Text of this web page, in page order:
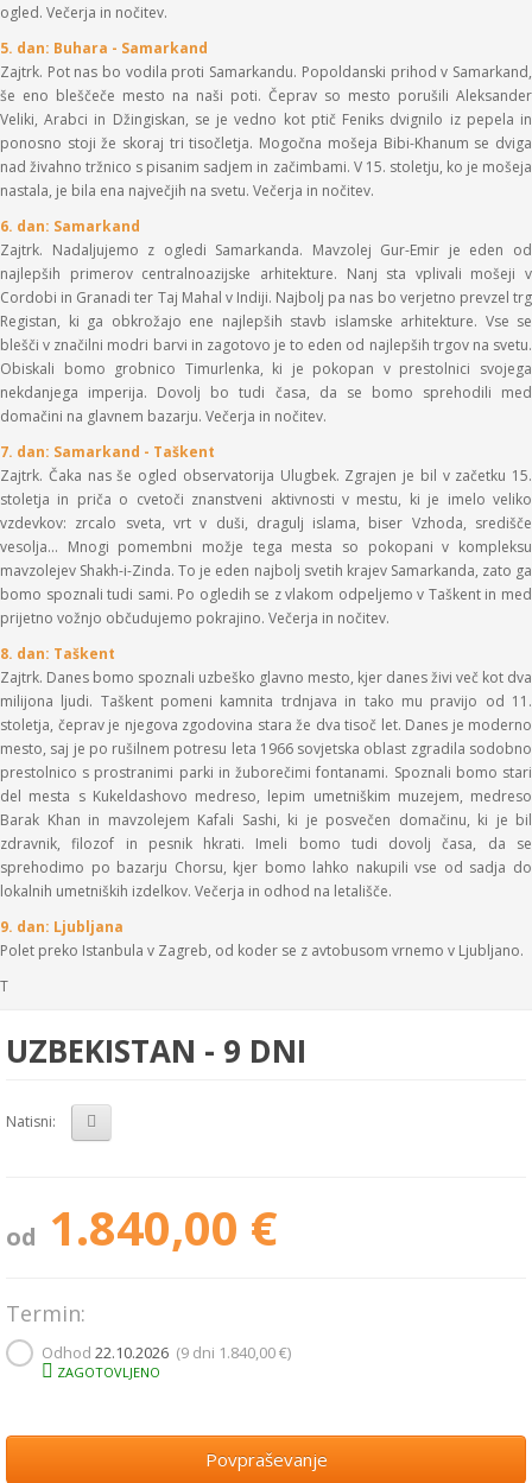
ogled. Večerja in nočitev.
5. dan: Buhara - Samarkand
Zajtrk. Pot nas bo vodila proti Samarkandu. Popoldanski prihod v Samarkand,
še eno bleščeče mesto na naši poti. Čeprav so mesto porušili Aleksander
Veliki, Arabci in Džingiskan, se je vedno kot ptič Feniks dvignilo iz pepela in
ponosno stoji že skoraj tri tisočletja. Mogočna mošeja Bibi-Khanum se dviga
nad živahno tržnico s pisanim sadjem in začimbami. V 15. stoletju, ko je mošeja
nastala, je bila ena največjih na svetu. Večerja in nočitev.
6. dan: Samarkand
Zajtrk. Nadaljujemo z ogledi Samarkanda. Mavzolej Gur-Emir je eden od
najlepših primerov centralnoazijske arhitekture. Nanj sta vplivali mošeji v
Cordobi in Granadi ter Taj Mahal v Indiji. Najbolj pa nas bo verjetno prevzel trg
Registan, ki ga obkrožajo ene najlepših stavb islamske arhitekture. Vse se
blešči v značilni modri barvi in zagotovo je to eden od najlepših trgov na svetu.
Obiskali bomo grobnico Timurlenka, ki je pokopan v prestolnici svojega
nekdanjega imperija. Dovolj bo tudi časa, da se bomo sprehodili med
domačini na glavnem bazarju. Večerja in nočitev.
7. dan: Samarkand - Taškent
Zajtrk. Čaka nas še ogled observatorija Ulugbek. Zgrajen je bil v začetku 15.
stoletja in priča o cvetoči znanstveni aktivnosti v mestu, ki je imelo veliko
vzdevkov: zrcalo sveta, vrt v duši, dragulj islama, biser Vzhoda, središče
vesolja... Mnogi pomembni možje tega mesta so pokopani v kompleksu
mavzolejev Shakh-i-Zinda. To je eden najbolj svetih krajev Samarkanda, zato ga
bomo spoznali tudi sami. Po ogledih se z vlakom odpeljemo v Taškent in med
prijetno vožnjo občudujemo pokrajino. Večerja in nočitev.
8. dan: Taškent
Zajtrk. Danes bomo spoznali uzbeško glavno mesto, kjer danes živi več kot dva
milijona ljudi. Taškent pomeni kamnita trdnjava in tako mu pravijo od 11.
stoletja, čeprav je njegova zgodovina stara že dva tisoč let. Danes je moderno
mesto, saj je po rušilnem potresu leta 1966 sovjetska oblast zgradila sodobno
prestolnico s prostranimi parki in žuborečimi fontanami. Spoznali bomo stari
del mesta s Kukeldashovo medreso, lepim umetniškim muzejem, medreso
Barak Khan in mavzolejem Kafali Sashi, ki je posvečen domačinu, ki je bil
zdravnik, filozof in pesnik hkrati. Imeli bomo tudi dovolj časa, da se
sprehodimo po bazarju Chorsu, kjer bomo lahko nakupili vse od sadja do
lokalnih umetniških izdelkov. Večerja in odhod na letališče.
9. dan: Ljubljana
Polet preko Istanbula v Zagreb, od koder se z avtobusom vrnemo v Ljubljano.
T
UZBEKISTAN - 9 DNI
Natisni:
od 1.840,00 €
Termin:
Odhod 22.10.2026 (9 dni 1.840,00 €)
ZAGOTOVLJENO
Povpraševanje